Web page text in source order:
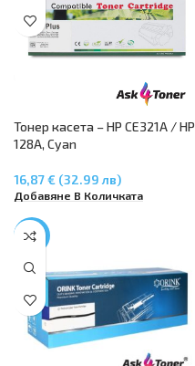
Тонер касета – HP CE321A / HP
128A, Cyan
16,87 € (32.99 лв)
Добавяне В Количката
-17%